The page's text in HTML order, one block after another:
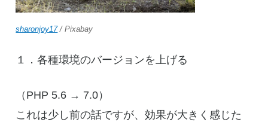
sharonjoy17/ Pixabay
１．各種環境のバージョンを上げる
（PHP 5.6 → 7.0）
これは少し前の話ですが、効果が大きく感じた